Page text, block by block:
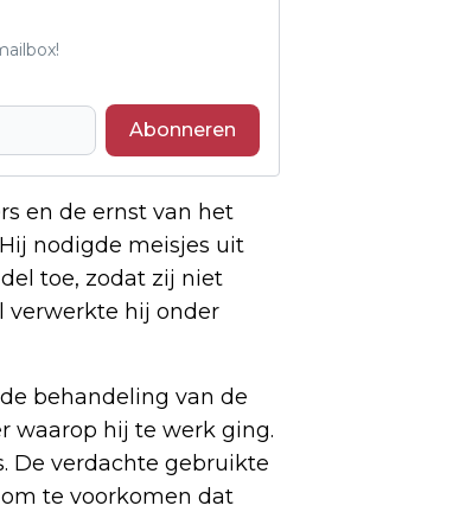
Abonneren
en de ernst van het
nodigde meisjes uit
toe, zodat zij niet
verwerkte hij onder
behandeling van de
waarop hij te werk ging.
De verdachte gebruikte
te voorkomen dat